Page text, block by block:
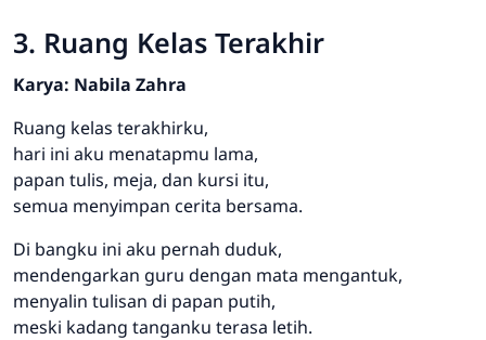
3. Ruang Kelas Terakhir
Karya: Nabila Zahra
Ruang kelas terakhirku,
hari ini aku menatapmu lama,
papan tulis, meja, dan kursi itu,
semua menyimpan cerita bersama.
Di bangku ini aku pernah duduk,
mendengarkan guru dengan mata mengantuk,
menyalin tulisan di papan putih,
meski kadang tanganku terasa letih.